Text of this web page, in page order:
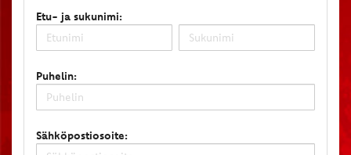
Etu- ja sukunimi:
Puhelin:
Sähköpostiosoite: